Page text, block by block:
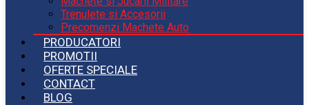
Trenulete si Accesorii
Precomenzi Machete Auto
PRODUCATORI
PROMOTII
OFERTE SPECIALE
CONTACT
BLOG